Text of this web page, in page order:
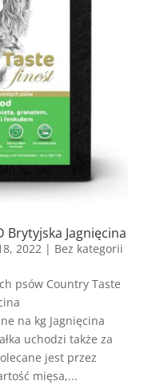
Brytyjska Jagnięcina
2022| Bez kategorii
psów Country Taste
na kg Jagnięcina
uchodzi także za
jest przez
mięsa,...